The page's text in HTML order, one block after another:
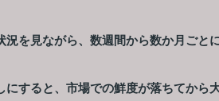
況を見ながら、数週間から数か月ごと
にすると、市場での鮮度が落ちてから